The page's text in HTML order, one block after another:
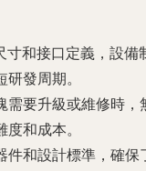
寸和接口定義，設備
發周期。
需要升級或維修時，
和成本。
件和設計標準，確保